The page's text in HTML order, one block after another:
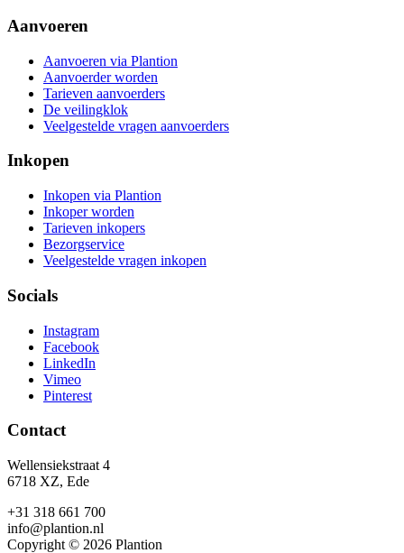
Aanvoeren
Aanvoeren via Plantion
Aanvoerder worden
Tarieven aanvoerders
De veilingklok
Veelgestelde vragen aanvoerders
Inkopen
Inkopen via Plantion
Inkoper worden
Tarieven inkopers
Bezorgservice
Veelgestelde vragen inkopen
Socials
Instagram
Facebook
LinkedIn
Vimeo
Pinterest
Contact
Wellensiekstraat 4
6718 XZ, Ede
+31 318 661 700
info@plantion.nl
Copyright © 2026 Plantion